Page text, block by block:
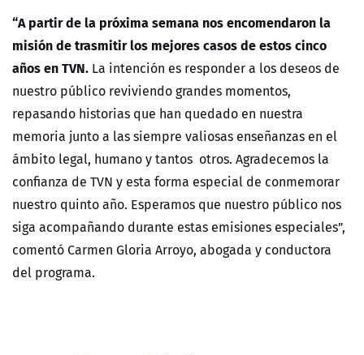
“A partir de la próxima semana nos encomendaron la
misión de trasmitir los mejores casos de estos cinco
años en TVN. La intención es responder a los deseos de
nuestro público reviviendo grandes momentos,
repasando historias que han quedado en nuestra
memoria junto a las siempre valiosas enseñanzas en el
ámbito legal, humano y tantos otros. Agradecemos la
confianza de TVN y esta forma especial de conmemorar
nuestro quinto año. Esperamos que nuestro público nos
siga acompañando durante estas emisiones especiales”,
comentó Carmen Gloria Arroyo, abogada y conductora
del programa.